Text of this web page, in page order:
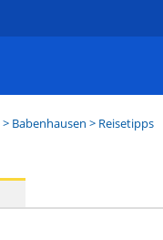
> Babenhausen > Reisetipps